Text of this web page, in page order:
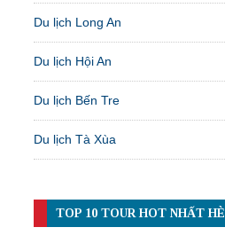
Du lịch Long An
Du lịch Hội An
Du lịch Bến Tre
Du lịch Tà Xùa
TOP 10 TOUR HOT NHẤT HÈ